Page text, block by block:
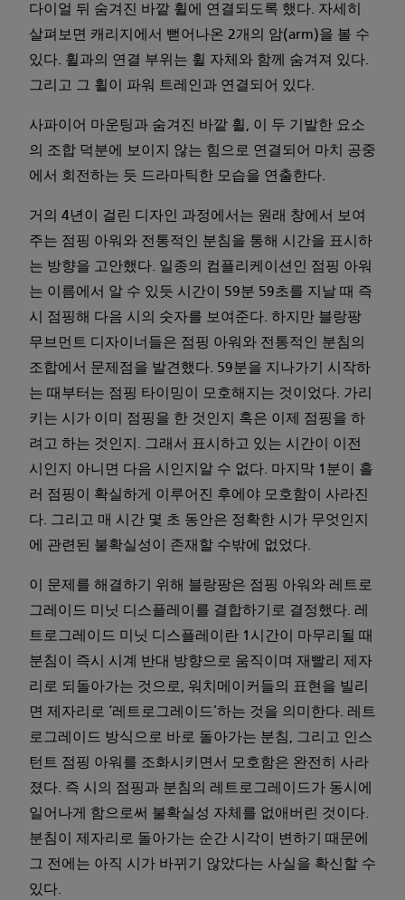
다이얼 뒤 숨겨진 바깥 휠에 연결되도록 했다. 자세히
살펴보면 캐리지에서 뻗어나온 2개의 암(arm)을 볼 수
있다. 휠과의 연결 부위는 휠 자체와 함께 숨겨져 있다.
그리고 그 휠이 파워 트레인과 연결되어 있다.
사파이어 마운팅과 숨겨진 바깥 휠, 이 두 기발한 요소
의 조합 덕분에 보이지 않는 힘으로 연결되어 마치 공중
에서 회전하는 듯 드라마틱한 모습을 연출한다.
거의 4년이 걸린 디자인 과정에서는 원래 창에서 보여
주는 점핑 아워와 전통적인 분침을 통해 시간을 표시하
는 방향을 고안했다. 일종의 컴플리케이션인 점핑 아워
는 이름에서 알 수 있듯 시간이 59분 59초를 지날 때 즉
시 점핑해 다음 시의 숫자를 보여준다. 하지만 블랑팡
무브먼트 디자이너들은 점핑 아워와 전통적인 분침의
조합에서 문제점을 발견했다. 59분을 지나가기 시작하
는 때부터는 점핑 타이밍이 모호해지는 것이었다. 가리
키는 시가 이미 점핑을 한 것인지 혹은 이제 점핑을 하
려고 하는 것인지. 그래서 표시하고 있는 시간이 이전
시인지 아니면 다음 시인지알 수 없다. 마지막 1분이 흘
러 점핑이 확실하게 이루어진 후에야 모호함이 사라진
다. 그리고 매 시간 몇 초 동안은 정확한 시가 무엇인지
에 관련된 불확실성이 존재할 수밖에 없었다.
이 문제를 해결하기 위해 블랑팡은 점핑 아워와 레트로
그레이드 미닛 디스플레이를 결합하기로 결정했다. 레
트로그레이드 미닛 디스플레이란 1시간이 마무리될 때
분침이 즉시 시계 반대 방향으로 움직이며 재빨리 제자
리로 되돌아가는 것으로, 워치메이커들의 표현을 빌리
면 제자리로 ‘레트로그레이드’하는 것을 의미한다. 레트
로그레이드 방식으로 바로 돌아가는 분침, 그리고 인스
턴트 점핑 아워를 조화시키면서 모호함은 완전히 사라
졌다. 즉 시의 점핑과 분침의 레트로그레이드가 동시에
일어나게 함으로써 불확실성 자체를 없애버린 것이다.
분침이 제자리로 돌아가는 순간 시각이 변하기 때문에
그 전에는 아직 시가 바뀌기 않았다는 사실을 확신할 수
있다.